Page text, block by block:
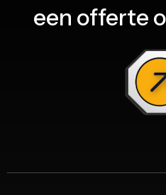
een offerte